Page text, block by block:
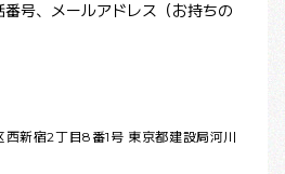
号、メールアドレス（お持ちの
新宿2丁目8番1号 東京都建設局河川